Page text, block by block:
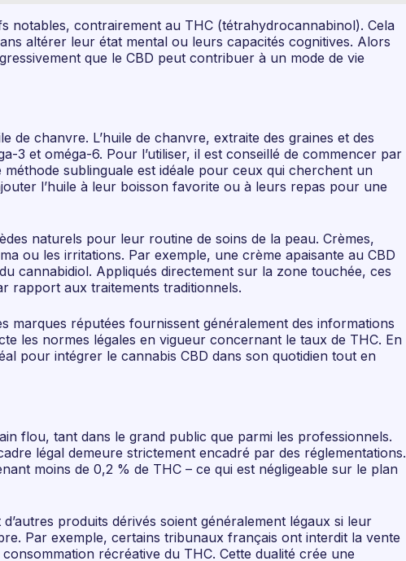
notables, contrairement au THC (tétrahydrocannabinol). Cela
altérer leur état mental ou leurs capacités cognitives. Alors
que le CBD peut contribuer à un mode de vie
chanvre. L’huile de chanvre, extraite des graines et des
3 et oméga-6. Pour l’utiliser, il est conseillé de commencer par
sublinguale est idéale pour ceux qui cherchent un
l’huile à leur boisson favorite ou à leurs repas pour une
naturels pour leur routine de soins de la peau. Crèmes,
ou les irritations. Par exemple, une crème apaisante au CBD
cannabidiol. Appliqués directement sur la zone touchée, ces
rapport aux traitements traditionnels.
marques réputées fournissent généralement des informations
les normes légales en vigueur concernant le taux de THC. En
pour intégrer le cannabis CBD dans son quotidien tout en
flou, tant dans le grand public que parmi les professionnels.
légal demeure strictement encadré par des réglementations.
moins de 0,2 % de THC – ce qui est négligeable sur le plan
produits dérivés soient généralement légaux si leur
Par exemple, certains tribunaux français ont interdit la vente
récréative du THC. Cette dualité crée une